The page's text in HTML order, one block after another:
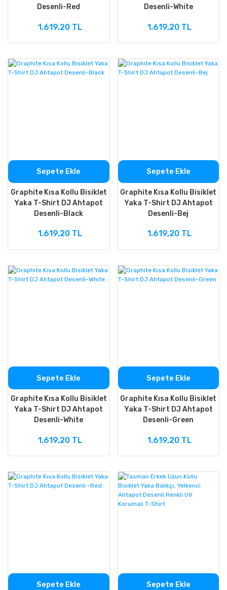
Desenli-Red
1.619,20 TL
Desenli-White
1.619,20 TL
Sepete Ekle
Graphite Kısa Kollu Bisiklet
Yaka T-Shirt DJ Ahtapot
Desenli-Black
1.619,20 TL
Sepete Ekle
Graphite Kısa Kollu Bisiklet
Yaka T-Shirt DJ Ahtapot
Desenli-Bej
1.619,20 TL
Sepete Ekle
Graphite Kısa Kollu Bisiklet
Yaka T-Shirt DJ Ahtapot
Desenli-White
1.619,20 TL
Sepete Ekle
Graphite Kısa Kollu Bisiklet
Yaka T-Shirt DJ Ahtapot
Desenli-Green
1.619,20 TL
Sepete Ekle Sepete Ekle